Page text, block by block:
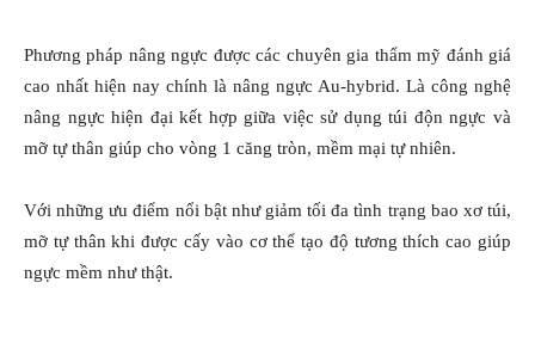
Phương pháp nâng ngực được các chuyên gia thẩm mỹ đánh giá
cao nhất hiện nay chính là nâng ngực Au-hybrid. Là công nghệ
nâng ngực hiện đại kết hợp giữa việc sử dụng túi độn ngực và
mỡ tự thân giúp cho vòng 1 căng tròn, mềm mại tự nhiên.
Với những ưu điểm nổi bật như giảm tối đa tình trạng bao xơ túi,
mỡ tự thân khi được cấy vào cơ thể tạo độ tương thích cao giúp
ngực mềm như thật.